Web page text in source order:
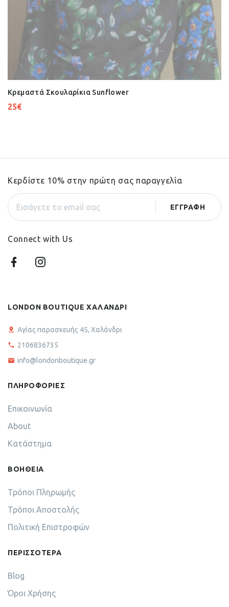
Κρεμαστά Σκουλαρίκια Sunflower
25€
Κερδίστε 10% στην πρώτη σας παραγγελία
Connect with Us
LONDON BOUTIQUE ΧΑΛΑΝΔΡΙ
Αγίας παρασκευής 45, Χαλάνδρι
2106836735
info@londonboutique.gr
ΠΛΗΡΟΦΟΡΙΕΣ
Επικοινωνία
About
Κατάστημα
ΒΟΗΘΕΙΑ
Τρόποι Πληρωμής
Τρόποι Αποστολής
Πολιτική Επιστροφών
ΠΕΡΙΣΣΟΤΕΡΑ
Blog
Όροι Χρήσης